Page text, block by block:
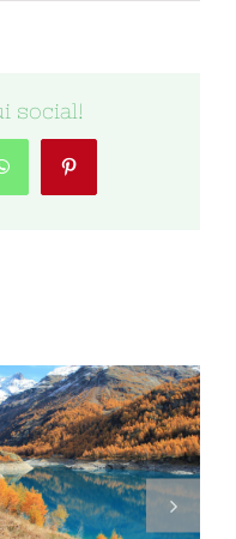
social!
WhatsAppPinterest